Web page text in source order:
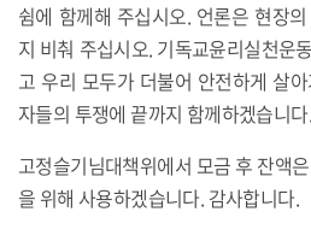
쉼에 함께해 주십시오. 언론은 현장
지 비춰 주십시오. 기독교윤리실천운
고 우리 모두가 더불어 안전하게 살
자들의 투쟁에 끝까지 함께하겠습니다.
고정슬기님대책위에서 모금 후 잔액
을 위해 사용하겠습니다. 감사합니다.